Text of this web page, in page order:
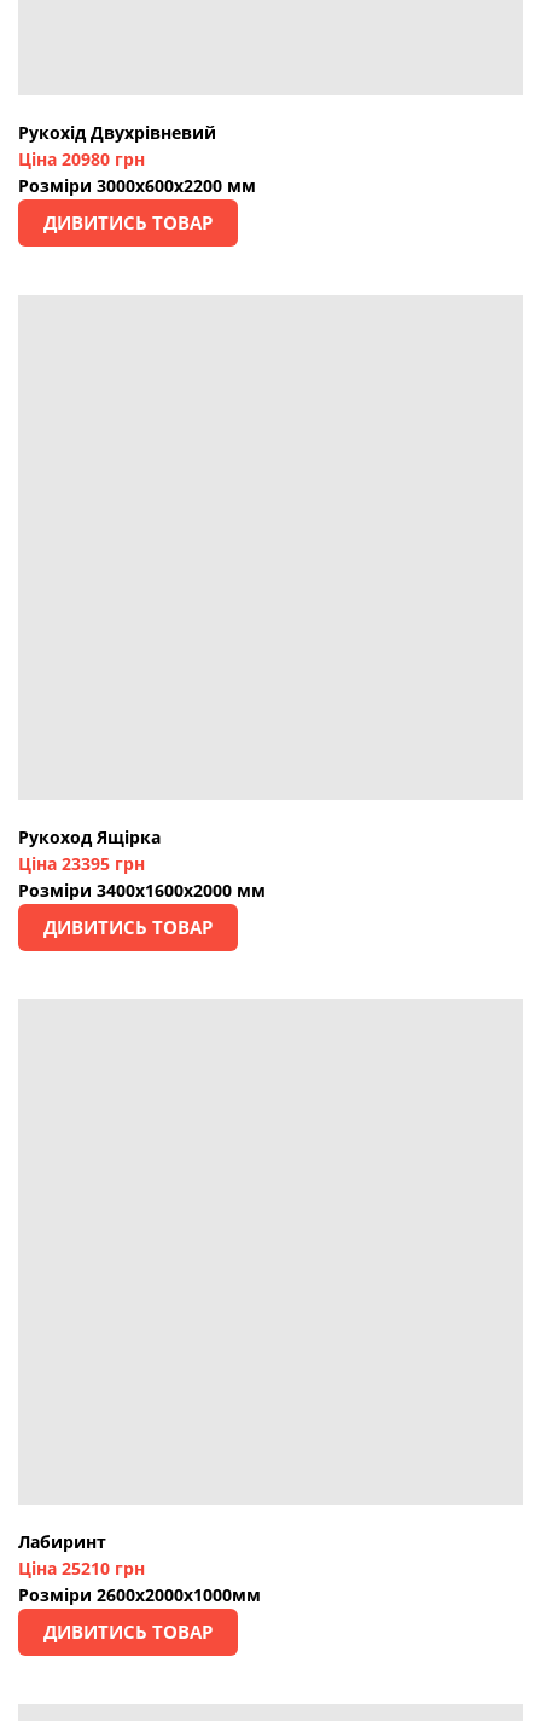
Рукохід Двухрівневий
Ціна 20980 грн
Розміри 3000х600х2200 мм
ДИВИТИСЬ ТОВАР
Рукоход Ящірка
Ціна 23395 грн
Розміри 3400х1600х2000 мм
ДИВИТИСЬ ТОВАР
Лабиринт
Ціна 25210 грн
Розміри 2600х2000х1000мм
ДИВИТИСЬ ТОВАР